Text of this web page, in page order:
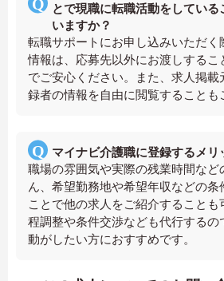
とで現職に転職活動をしている
いますか？
転職サポートにお申し込みいただく
情報は、応募先以外にお渡しするこ
でご安心ください。また、求人掲載
録者の情報を自由に閲覧することも
マイナビ介護職に登録するメリ
職場の雰囲気や実際の残業時間など
ん、希望勤務地や希望年収などの条
ことで他の求人をご紹介することも
程調整や条件交渉なども代行するの
動がしたい方におすすめです。